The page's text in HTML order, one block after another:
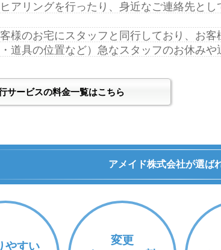
アリングを行ったり、身近なご連絡先と
様のお宅にスタッフと同行しており、お
・道具の位置など）急なスタッフのお休み
サービスの料金一覧はこちら
アメイド株式会社が選ば
やすい
変更